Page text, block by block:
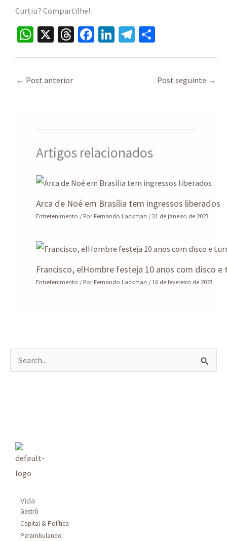
Curtiu? Compartilhe!
W
sA
X
T
Fa Li Te
e
← Post anterior Post seguinte →
Artigos relacionados
Arca de Noé em Brasília tem ingressos liberados
Entretenimento / PorFernando Lackman /31 de janeiro de 2023
Francisco, elHombre festeja 10 anos com disco e
Entretenimento / PorFernando Lackman /16 de fevereiro de 2023
Vida
Gastrô
Capital & Política
Perambulando